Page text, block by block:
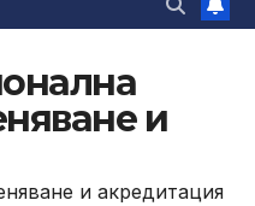
и
и акредитация